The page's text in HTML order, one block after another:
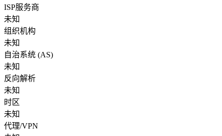
ISP服务商
未知
组织机构
未知
自治系统 (AS)
未知
反向解析
未知
时区
未知
代理/VPN